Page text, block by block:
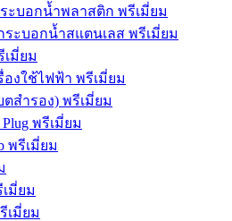
ะบอกน้ำพลาสติก พรีเมี่ยม
ระบอกน้ำสแตนเลส พรีเมี่ยม
เมี่ยม
งใช้ไฟฟ้า พรีเมี่ยม
ตสำรอง) พรีเมี่ยม
Plug พรีเมี่ยม
พรีเมี่ยม
มี่ยม
เมี่ยม